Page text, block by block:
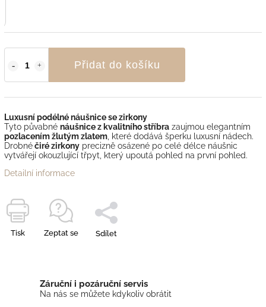
Přidat do košíku
Luxusní podélné náušnice se zirkony
Tyto půvabné náušnice z kvalitního stříbra zaujmou elegantním
pozlacením žlutým zlatem , které dodává šperku luxusní nádech.
Drobnéčiré zirkony precizně osázené po celé délce náušnic
vytvářejí okouzlující třpyt, který upoutá pohled na první pohled.
Detailní informace
Tisk Zeptat se Sdílet
Záruční i pozáruční servis
Na nás se můžete kdykoliv obrátit